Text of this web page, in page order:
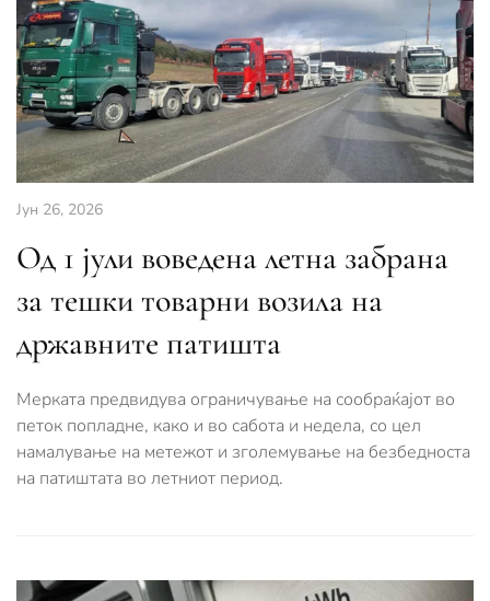
Јун 26, 2026
Од 1 јули воведена летна забрана
за тешки товарни возила на
државните патишта
Мерката предвидува ограничување на сообраќајот во
петок попладне, како и во сабота и недела, со цел
намалување на метежот и зголемување на безбедноста
на патиштата во летниот период.